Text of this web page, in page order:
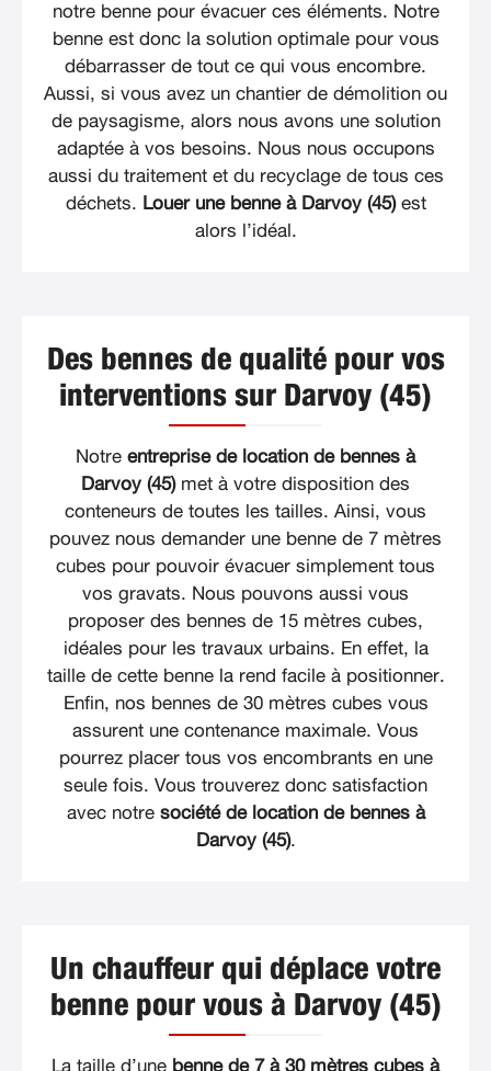
notre benne pour évacuer ces éléments. Notre
benne est donc la solution optimale pour vous
débarrasser de tout ce qui vous encombre.
Aussi, si vous avez un chantier de démolition ou
de paysagisme, alors nous avons une solution
adaptée à vos besoins. Nous nous occupons
aussi du traitement et du recyclage de tous ces
déchets. Louer une benne à Darvoy (45)est
alors l’idéal.
Des bennes de qualité pour vos
interventions sur Darvoy (45)
Notre entreprise de location de bennes à
Darvoy (45)met à votre disposition des
conteneurs de toutes les tailles. Ainsi, vous
pouvez nous demander une benne de 7 mètres
cubes pour pouvoir évacuer simplement tous
vos gravats. Nous pouvons aussi vous
proposer des bennes de 15 mètres cubes,
idéales pour les travaux urbains. En effet, la
taille de cette benne la rend facile à positionner.
Enfin, nos bennes de 30 mètres cubes vous
assurent une contenance maximale. Vous
pourrez placer tous vos encombrants en une
seule fois. Vous trouverez donc satisfaction
avec notre société de location de bennes à
Darvoy (45).
Un chauffeur qui déplace votre
benne pour vous à Darvoy (45)
La taille d’une benne de 7 à 30 mètres cubes à